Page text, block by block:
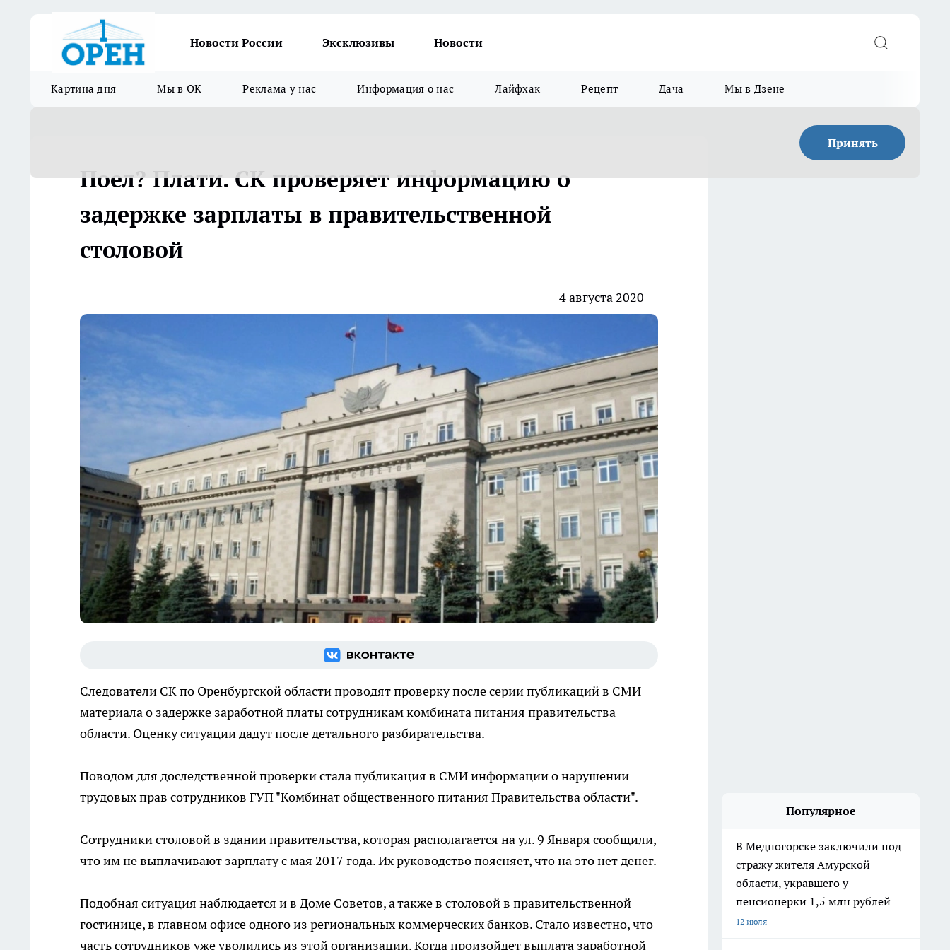
Новости России Эксклюзивы Новости
Картина дня Мы в ОК Реклама у нас Информация о нас Лайфхак Рецепт Дача Мы в Дзене
Принять
Поел? Плати. СК проверяет информацию о
задержке зарплаты в правительственной
столовой
4 августа 2020
Следователи СК по Оренбургской области проводят проверку после серии публикаций в СМИ
материала о задержке заработной платы сотрудникам комбината питания правительства
области. Оценку ситуации дадут после детального разбирательства.
Поводом для доследственной проверки стала публикация в СМИ информации о нарушении
трудовых прав сотрудников ГУП "Комбинат общественного питания Правительства области".
Сотрудники столовой в здании правительства, которая располагается на ул. 9 Января сообщили,
что им не выплачивают зарплату с мая 2017 года. Их руководство поясняет, что на это нет денег.
Подобная ситуация наблюдается и в Доме Советов, а также в столовой в правительственной
гостинице, в главном офисе одного из региональных коммерческих банков. Стало известно, что
часть сотрудников уже уволились из этой организации. Когда произойдет выплата заработной
Популярное
В Медногорске заключили под
стражу жителя Амурской
области, укравшего у
пенсионерки 1,5 млн рублей
12 июля